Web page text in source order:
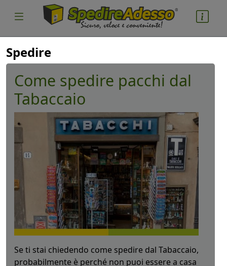
Spedire
Come spedire pacchi dal
Tabaccaio
Se ti stai chiedendo come spedire dal Tabaccaio,
probabilmente è perché non puoi essere a casa